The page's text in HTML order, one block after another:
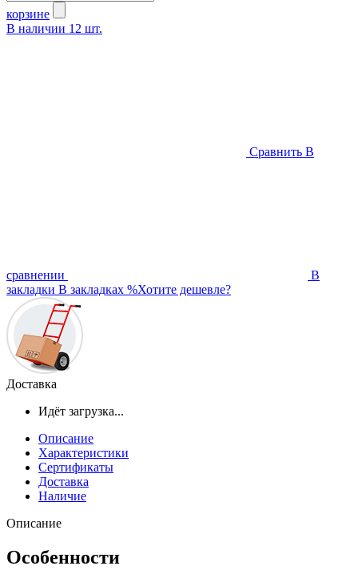
корзине
В наличии 12 шт.
Сравнить В
сравнении
В
закладки В закладках %Хотите дешевле?
Доставка
Идёт загрузка...
Описание
Характеристики
Сертификаты
Доставка
Наличие
Описание
Особенности